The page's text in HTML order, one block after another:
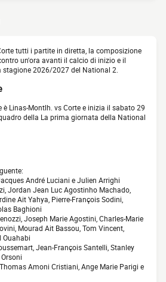
tutti i partite in diretta, la composizione
un'ora avanti il calcio di inizio e il
2026/2027 del National 2.
Linas-Montlh. vs Corte e inizia il sabato 29
della La prima giornata della National
André Luciani e Julien Arrighi
Jordan Jean Luc Agostinho Machado,
Ait Yahya, Pierre-François Sodini,
Baghioni
Joseph Marie Agostini, Charles-Marie
Mourad Ait Bassou, Tom Vincent,
Ouahabi
Jean-François Santelli, Stanley
Amoni Cristiani, Ange Marie Parigi e